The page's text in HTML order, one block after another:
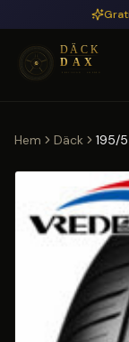
Hoppa till
Hem Däck 195/